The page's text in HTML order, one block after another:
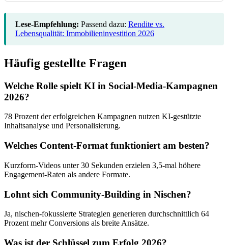
Lese-Empfehlung: Passend dazu: Rendite vs.
Lebensqualität: Immobilieninvestition 2026
Häufig gestellte Fragen
Welche Rolle spielt KI in Social-Media-Kampagnen
2026?
78 Prozent der erfolgreichen Kampagnen nutzen KI-gestützte
Inhaltsanalyse und Personalisierung.
Welches Content-Format funktioniert am besten?
Kurzform-Videos unter 30 Sekunden erzielen 3,5-mal höhere
Engagement-Raten als andere Formate.
Lohnt sich Community-Building in Nischen?
Ja, nischen-fokussierte Strategien generieren durchschnittlich 64
Prozent mehr Conversions als breite Ansätze.
Was ist der Schlüssel zum Erfolg 2026?